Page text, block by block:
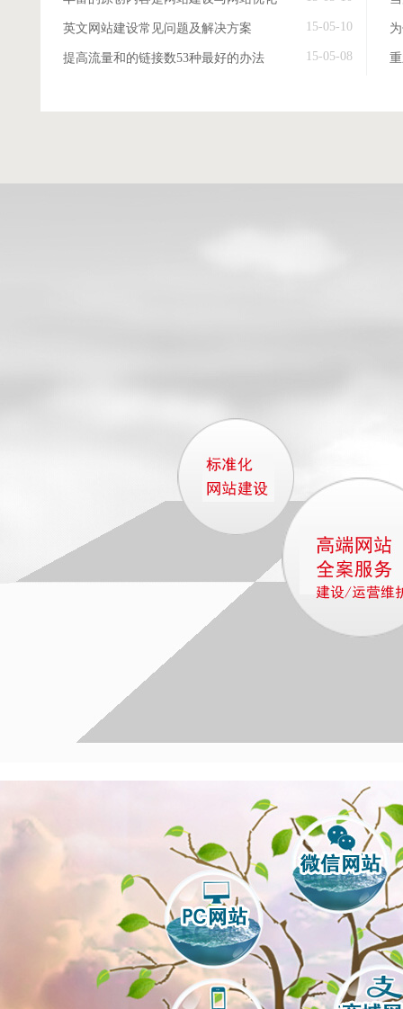
英文网站建设常见问题及解决方案 15-05-10
提高流量和的链接数53种最好的办法 15-05-08